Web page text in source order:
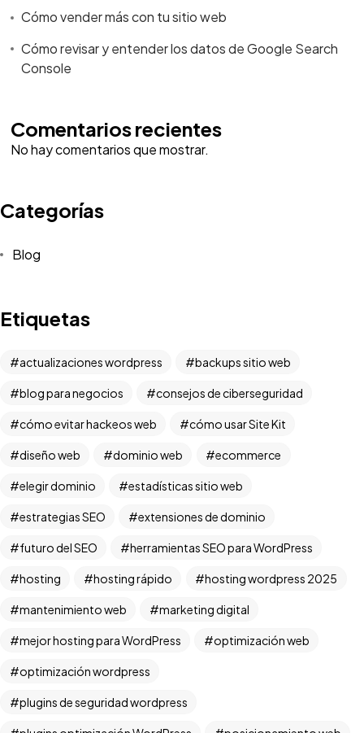
Cómo vender más con tu sitio web
Cómo revisar y entender los datos de Google Search
Console
Comentarios recientes
No hay comentarios que mostrar.
Categorías
Blog
Etiquetas
actualizaciones wordpress backups sitio web
blog para negocios consejos de ciberseguridad
cómo evitar hackeos web cómo usar Site Kit
diseño web dominio web ecommerce
elegir dominio estadísticas sitio web
estrategias SEO extensiones de dominio
futuro del SEO herramientas SEO para WordPress
hosting hosting rápido hosting wordpress 2025
mantenimiento web marketing digital
mejor hosting para WordPress optimización web
optimización wordpress
plugins de seguridad wordpress